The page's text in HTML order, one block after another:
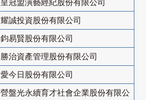
皇冠盟演藝經紀股份有限公司
耀誠投資股份有限公司
鈞易賢股份有限公司
勝治資產管理股份有限公司
愛今日股份有限公司
營盤光永續育才社會企業股份有限公